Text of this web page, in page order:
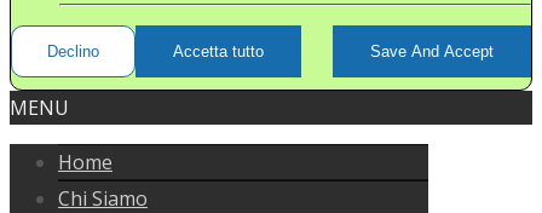
Declino Accetta tutto Save And Accept
MENU
Home
Chi Siamo